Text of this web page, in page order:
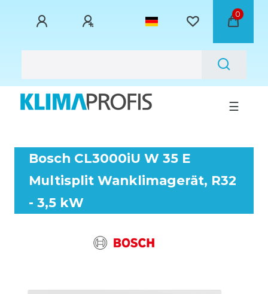
0
☰
Bosch CL3000iU W 35 E
Multisplit Wanklimagerät, R32
- 3,5 kW